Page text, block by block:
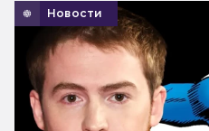
Новости